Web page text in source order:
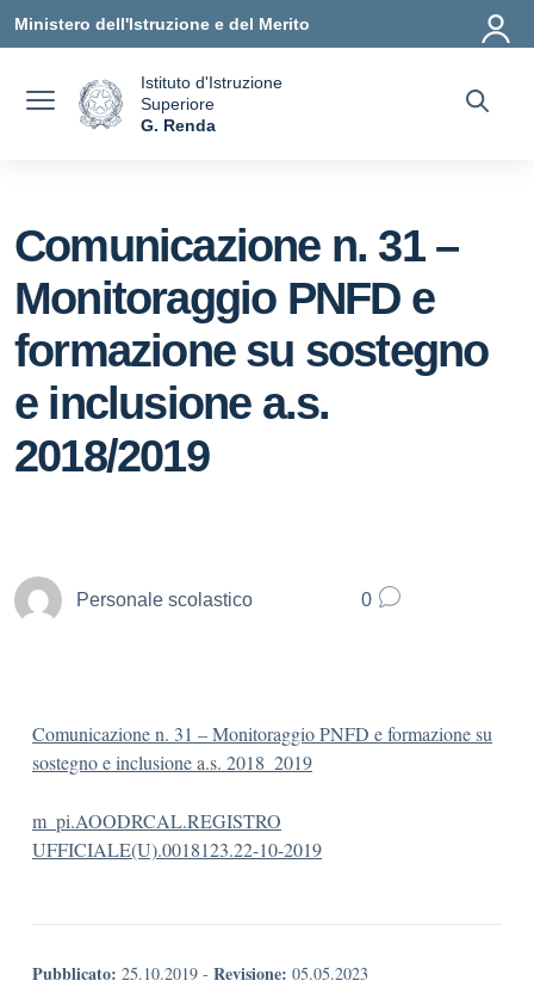
Ministero dell'Istruzione e del Merito
Istituto d'Istruzione
Superiore
G. Renda
Comunicazione n. 31 –
Monitoraggio PNFD e
formazione su sostegno
e inclusione a.s.
2018/2019
Personale scolastico 0
Comunicazione n. 31 – Monitoraggio PNFD e formazione su
sostegno e inclusione a.s. 2018_2019
m_pi.AOODRCAL.REGISTRO
UFFICIALE(U).0018123.22-10-2019
Pubblicato: 25.10.2019 - Revisione: 05.05.2023